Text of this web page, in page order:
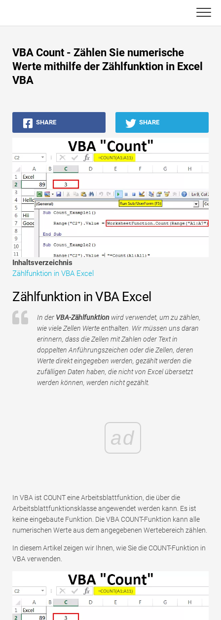
content
Buchhaltungs-Tutorials
Asset Management-Tutorials
Excel, VBA & Power BI
Investment Banking Tutorials
Top Bücher
Finanzkarriere-Leitfäden
Ressourcen für die Finanzzertifizierung
Tutorials zur Finanzmodellierung
Vollständige Form
Risikomanagement-Tutorials
VBA Count - Zählen Sie numerische
Werte mithilfe der Zählfunktion in Excel
VBA
SHARE SHARE
Inhaltsverzeichnis
Zählfunktion in VBA Excel
Zählfunktion in VBA Excel
In der VBA-Zählfunktion wird verwendet, um zu zählen,
wie viele Zellen Werte enthalten. Wir müssen uns daran
erinnern, dass die Zellen mit Zahlen oder Text in
doppelten Anführungszeichen oder die Zellen, deren
Werte direkt eingegeben werden, gezählt werden die
zufälligen Daten haben, die nicht von Excel übersetzt
werden können, werden nicht gezählt.
ad
In VBA ist COUNT eine Arbeitsblattfunktion, die über die
Arbeitsblattfunktionsklasse angewendet werden kann. Es ist
keine eingebaute Funktion. Die VBA COUNT-Funktion kann alle
numerischen Werte aus dem angegebenen Wertebereich zählen.
In diesem Artikel zeigen wir Ihnen, wie Sie die COUNT-Funktion in
VBA verwenden.